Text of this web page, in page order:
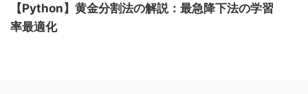
【Python】黄金分割法の解説：最急降下法の学習
率最適化